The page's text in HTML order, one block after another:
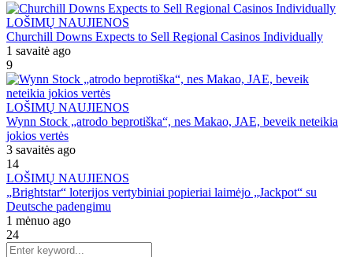
LOŠIMŲ NAUJIENOS
Churchill Downs Expects to Sell Regional Casinos Individually
1 savaitė ago
9
LOŠIMŲ NAUJIENOS
Wynn Stock „atrodo beprotiška“, nes Makao, JAE, beveik neteikia
jokios vertės
3 savaitės ago
14
LOŠIMŲ NAUJIENOS
„Brightstar“ loterijos vertybiniai popieriai laimėjo „Jackpot“ su
Deutsche padengimu
1 mėnuo ago
24